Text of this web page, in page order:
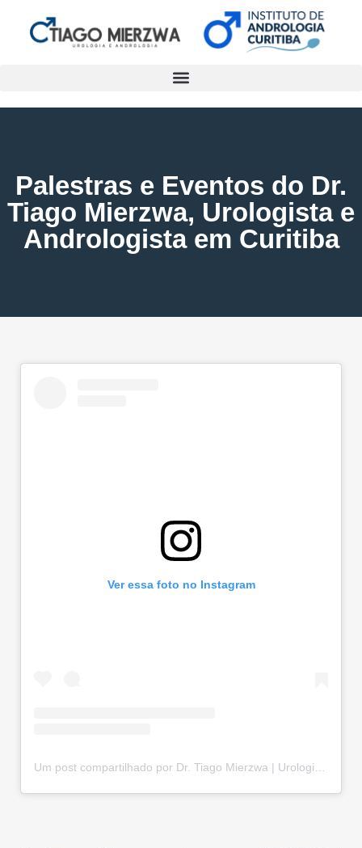
Palestras e Eventos do Dr.
Tiago Mierzwa, Urologista e
Andrologista em Curitiba
Ver essa foto no Instagram